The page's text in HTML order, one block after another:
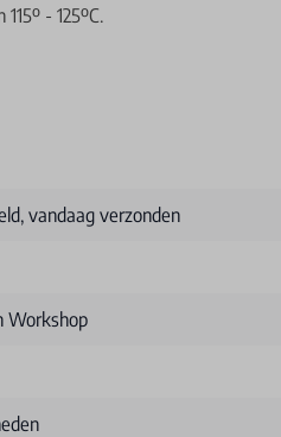
- 125ºC.
vandaag verzonden
Workshop